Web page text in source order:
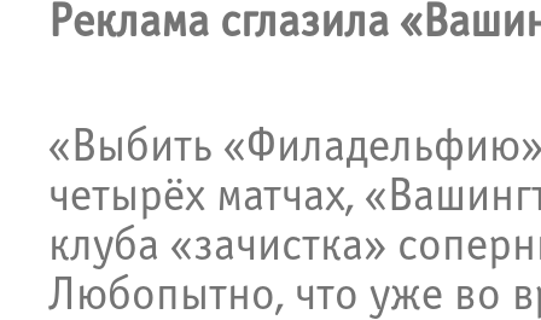
Реклама сглазила
«Выбить
четырёх матчах,
клуба «зачистка»
Любопытно, что уже во